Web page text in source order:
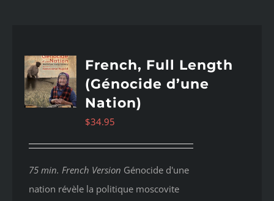
French, Full Length
(Génocide d’une
Nation)
$34.95
75 min. French Version Génocide d'une
nation révèle la politique moscovite